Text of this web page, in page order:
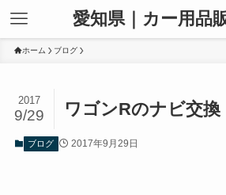
愛知県｜カー用品
ホーム ブログ
ワゴンRのナビ交換
2017
9/29
ブログ 2017年9月29日